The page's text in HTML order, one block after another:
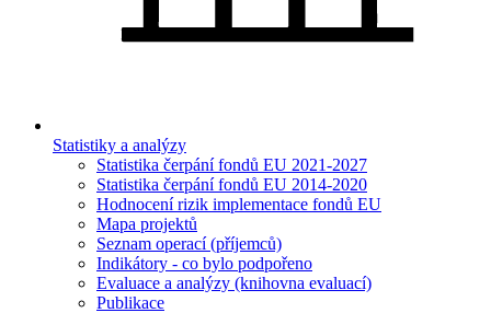
Statistiky a analýzy
Statistika čerpání fondů EU 2021-2027
Statistika čerpání fondů EU 2014-2020
Hodnocení rizik implementace fondů EU
Mapa projektů
Seznam operací (příjemců)
Indikátory - co bylo podpořeno
Evaluace a analýzy (knihovna evaluací)
Publikace